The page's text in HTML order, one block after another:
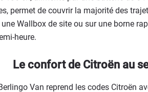
permet de couvrir la majorité des
Wallbox de site ou sur une borne
heure.
Le confort de Citroën au
Van reprend les codes Citroën